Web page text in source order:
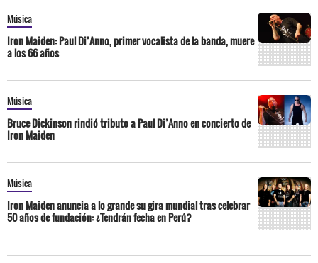
Música
Iron Maiden: Paul Di’Anno, primer vocalista de la banda, muere
a los 66 años
Música
Bruce Dickinson rindió tributo a Paul Di’Anno en concierto de
Iron Maiden
Música
Iron Maiden anuncia a lo grande su gira mundial tras celebrar
50 años de fundación: ¿Tendrán fecha en Perú?